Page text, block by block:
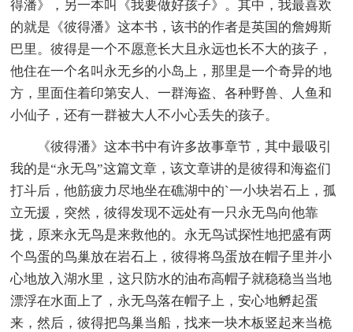
得潘》，另一本叫《我要做好孩子》。其中，我最喜欢
的就是《彼得潘》这本书，该书的作者是英国的詹姆斯
巴里。彼得是一个不愿意长大且永远也长不大的孩子，
他住在一个名叫永无乡的小岛上，那里是一个奇异的地
方，里面住着印第安人、一群海盗、各种野兽、人鱼和
小仙子，还有一群被大人不小心丢失的孩子。
《彼得潘》这本书中有许多故事章节，其中最吸引
我的是“永无鸟”这篇文章，该文章讲的是彼得和海盗们
打斗后，他筋疲力尽地坐在礁湖中的`一小块岩石上，孤
立无援，突然，彼得发现不远处有一只永无鸟向他靠
拢，原来永无鸟是来救他的。永无鸟试探性地把盛有两
个鸟蛋的鸟巢放在岩石上，彼得将鸟蛋放在帽子里并小
心地放入湖水里，这只防水的油布高帽子就稳稳当当地
漂浮在水面上了，永无鸟落在帽子上，安心地孵起蛋
来，然后，彼得把鸟巢当船，找来一块木板竖起来当桅